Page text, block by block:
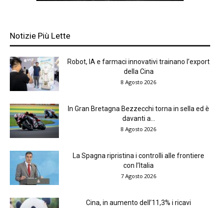
Notizie Più Lette
Robot, IA e farmaci innovativi trainano l’export
della Cina
8 Agosto 2026
In Gran Bretagna Bezzecchi torna in sella ed è
davanti a...
8 Agosto 2026
La Spagna ripristina i controlli alle frontiere
con l’Italia
7 Agosto 2026
Cina, in aumento dell’11,3% i ricavi